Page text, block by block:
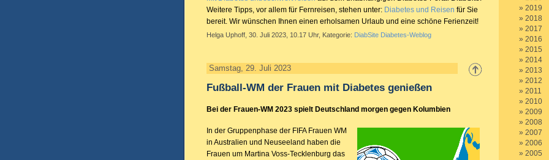
Weitere Tipps, vor allem für Fernreisen, stehen unter: Diabetes und Reisen für Sie
bereit. Wir wünschen Ihnen einen erholsamen Urlaub und eine schöne Ferienzeit!
Helga Uphoff, 30. Juli 2023, 10.17 Uhr, Kategorie: DiabSite Diabetes-Weblog
Samstag, 29. Juli 2023
Fußball-WM der Frauen mit Diabetes genießen
Bei der Frauen-WM 2023 spielt Deutschland morgen gegen Kolumbien
In der Gruppenphase der FIFA Frauen WM
in Australien und Neuseeland haben die
Frauen um Martina Voss-Tecklenburg das
2019
2018
2017
2016
2015
2014
2013
2012
2011
2010
2009
2008
2007
2006
2005